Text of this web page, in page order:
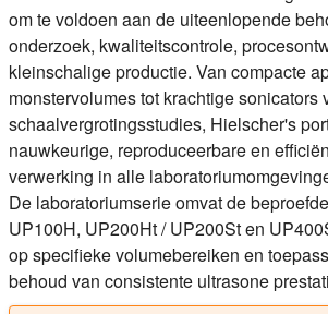
om te voldoen aan de uiteenlopende
onderzoek, kwaliteitscontrole,
kleinschalige productie. Van compacte
monstervolumes tot krachtige sonicators
schaalvergrotingsstudies, Hielscher's
nauwkeurige, reproduceerbare en
verwerking in alle
De laboratoriumserie omvat de
UP100H, UP200Ht / UP200St en
op specifieke volumebereiken en
behoud van consistente ultrasone